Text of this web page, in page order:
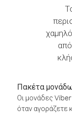
Πακέτα
Οι μονάδες
όταν αγοράζετε